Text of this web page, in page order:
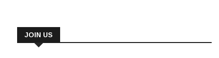
JOIN US